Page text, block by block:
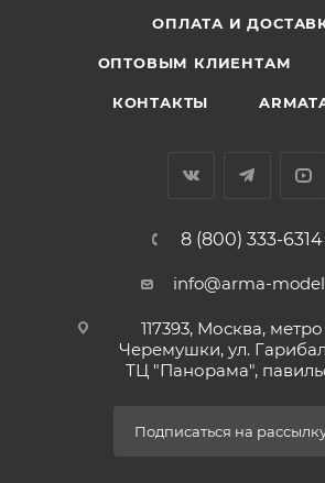
ОПЛАТА И
ОПТОВЫМ КЛИЕНТАМ
КОНТАКТЫ
8 (800) 333-6314
info@arma-
117393, Москва,
Черемушки, ул.
ТЦ "Панорама",
Подписаться на